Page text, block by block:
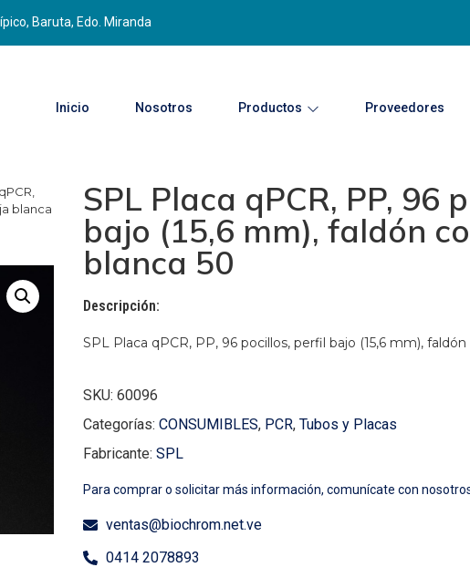
Baruta, Edo. Miranda
Inicio Nosotros Productos Proveedores
blanca
SPL Placa qPCR, PP, 96
bajo (15,6 mm), faldón
blanca 50
Descripción:
SPL Placa qPCR, PP, 96 pocillos, perfil bajo (15,6 mm),
SKU: 60096
Categorías: CONSUMIBLES, PCR, Tubos y Placas
Fabricante: SPL
Para comprar o solicitar más información, comunícate con
ventas@biochrom.net.ve
0414 2078893